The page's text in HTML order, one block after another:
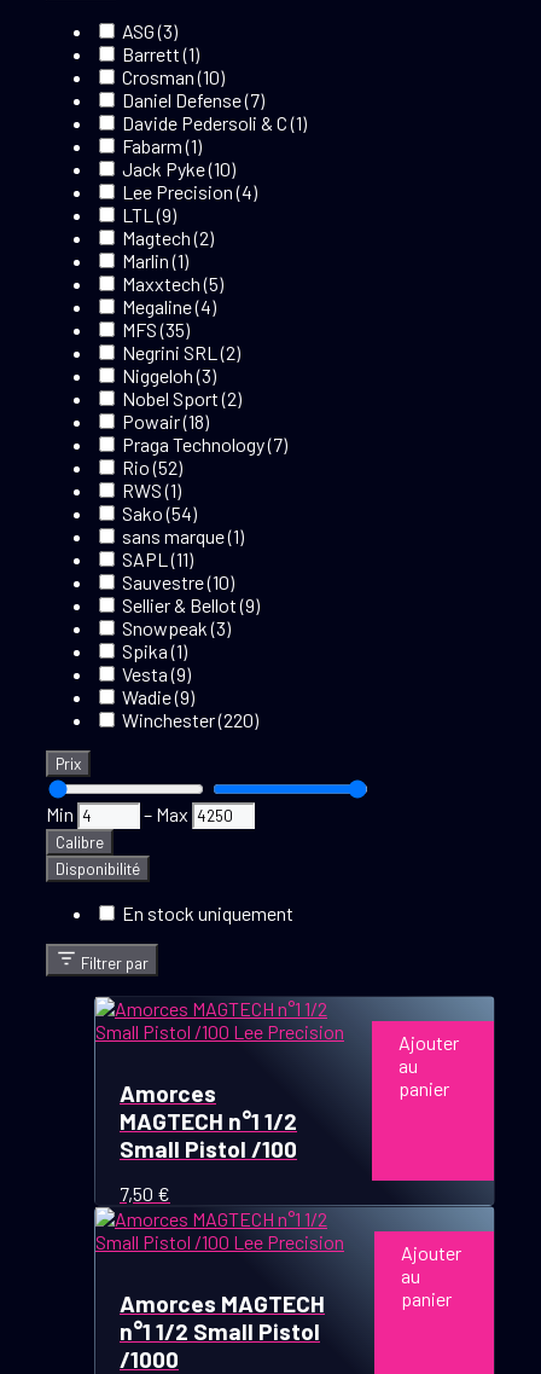
ASG (3)
Barrett (1)
Crosman (10)
Daniel Defense(7)
Davide Pedersoli & C (1)
Fabarm (1)
Jack Pyke(10)
Lee Precision (4)
LTL (9)
Magtech (2)
Marlin (1)
Maxxtech (5)
Megaline(4)
MFS (35)
Negrini SRL (2)
Niggeloh (3)
Nobel Sport (2)
Powair(18)
Praga Technology(7)
Rio (52)
RWS (1)
Sako (54)
sans marque(1)
SAPL (11)
Sauvestre(10)
Sellier & Bellot (9)
Snowpeak (3)
Spika (1)
Vesta (9)
Wadie(9)
Winchester(220)
Prix
Min – Max
Calibre
Disponibilité
En stock uniquement
Filtrer par
Amorces
MAGTECH n°1 1/2
Small Pistol /100
7,50 €
Ajouter
au
panier
Amorces MAGTECH
n°1 1/2 Small Pistol
/1000
Ajouter
au
panier